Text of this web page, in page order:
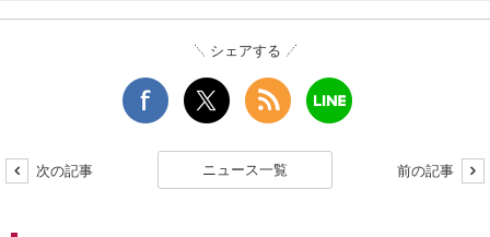
シェアする
次の記事 ニュース一覧 前の記事